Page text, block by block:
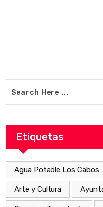
Etiquetas
Agua Potable Los Cabos
Arte y Cultura